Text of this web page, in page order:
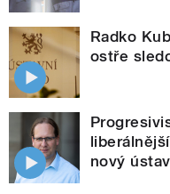
Radko
ostře
nový